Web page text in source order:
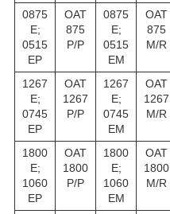
0875
E;
0515
EP
OAT
875
P/P
0875
E;
0515
EM
OAT
875
M/R
1267
E;
0745
EP
OAT
1267
P/P
1267
E;
0745
EM
OAT
1267
M/R
1800
E;
1060
EP
OAT
1800
P/P
1800
E;
1060
EM
OAT
1800
M/R